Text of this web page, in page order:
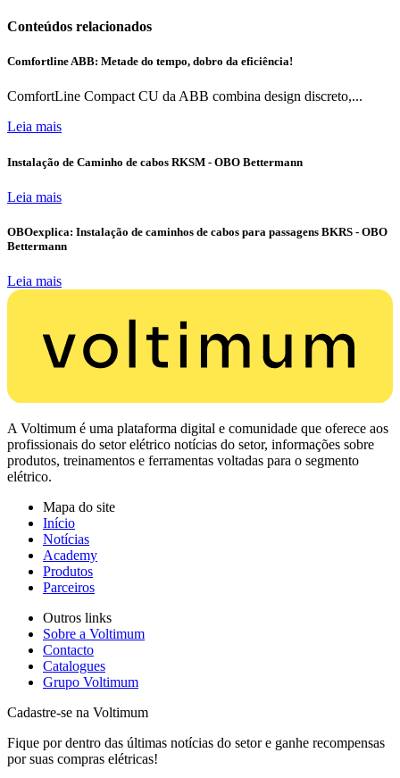
Conteúdos relacionados
Comfortline ABB: Metade do tempo, dobro da eficiência!
ComfortLine Compact CU da ABB combina design discreto,...
Leia mais
Instalação de Caminho de cabos RKSM - OBO Bettermann
Leia mais
OBOexplica: Instalação de caminhos de cabos para passagens BKRS - OBO
Bettermann
Leia mais
A Voltimum é uma plataforma digital e comunidade que oferece aos
profissionais do setor elétrico notícias do setor, informações sobre
produtos, treinamentos e ferramentas voltadas para o segmento
elétrico.
Mapa do site
Início
Notícias
Academy
Produtos
Parceiros
Outros links
Sobre a Voltimum
Contacto
Catalogues
Grupo Voltimum
Cadastre-se na Voltimum
Fique por dentro das últimas notícias do setor e ganhe recompensas
por suas compras elétricas!